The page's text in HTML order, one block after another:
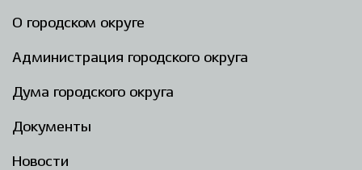
О городском округе
Администрация городского округа
Дума городского округа
Документы
Новости